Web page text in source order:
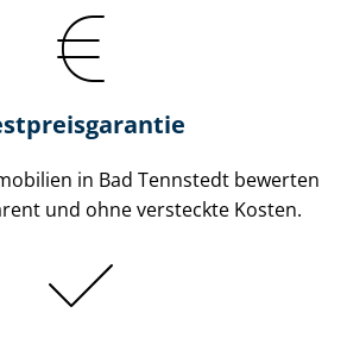
in Bad Tennstedt bewerten
und ohne versteckte Kosten.